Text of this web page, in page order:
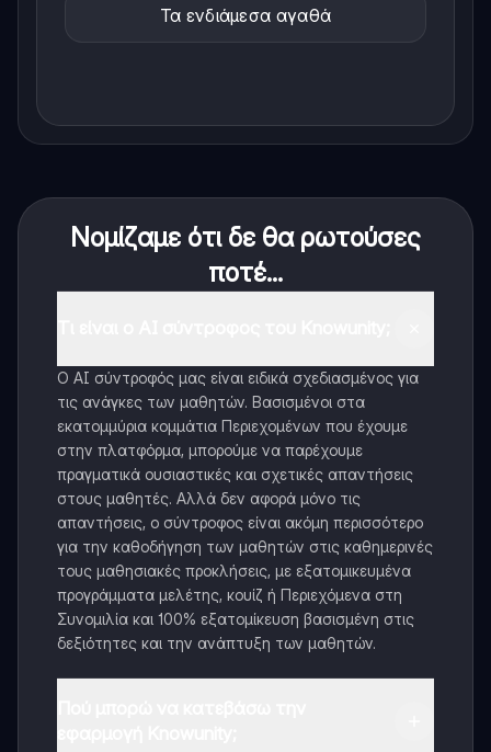
Τα ενδιάμεσα αγαθά
Νομίζαμε ότι δε θα ρωτούσες
ποτέ...
Ο AI σύντροφός μας είναι ειδικά σχεδιασμένος για
τις ανάγκες των μαθητών. Βασισμένοι στα
εκατομμύρια κομμάτια Περιεχομένων που έχουμε
στην πλατφόρμα, μπορούμε να παρέχουμε
πραγματικά ουσιαστικές και σχετικές απαντήσεις
στους μαθητές. Αλλά δεν αφορά μόνο τις
απαντήσεις, ο σύντροφος είναι ακόμη περισσότερο
για την καθοδήγηση των μαθητών στις καθημερινές
τους μαθησιακές προκλήσεις, με εξατομικευμένα
προγράμματα μελέτης, κουίζ ή Περιεχόμενα στη
Συνομιλία και 100% εξατομίκευση βασισμένη στις
δεξιότητες και την ανάπτυξη των μαθητών.